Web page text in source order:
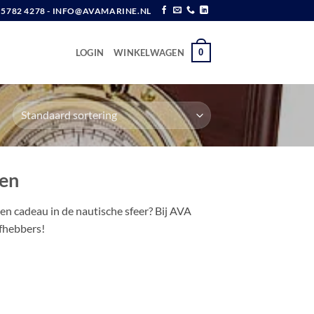
5782 4278 - INFO@AVAMARINE.NL
LOGIN WINKELWAGEN 0
cadeau in de nautische sfeer? Bij AVA